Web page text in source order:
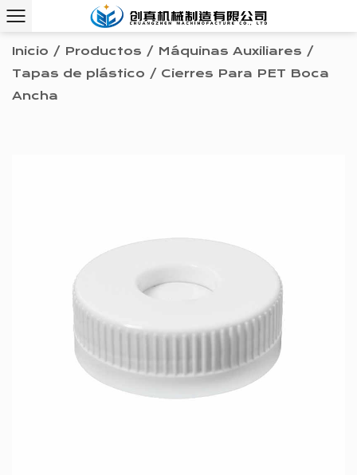
Inicio / Productos / Máquinas Auxiliares /
Tapas de plástico / Cierres Para PET Boca
Ancha